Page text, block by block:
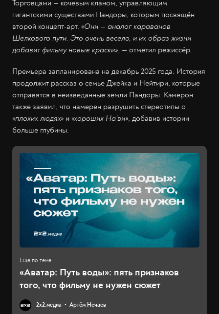
Торговцами — кочевым кланом, управляющим
гигантскими существами Пандоры, которым посвящён
второй концепт-арт. «Они — аналог караванов
Шёлкового пути. Это очень весело, и их образ жизни
добавит фильму новые краски», — отметил режиссёр.
Премьера запланирована на декабрь 2025 года. История
продолжит рассказ о семье Джейка и Нейтири, которые
отправятся в неизведанные земли Пандоры. Кэмерон
также заявил, что намерен разрушить стереотипы о
«плохих людях» и «хороших На’ви», добавив истории
больше глубины.
«Аватар: Путь воды»: пять признаков
того, что фильму не нужен сюжет
2х2.медиа Артём Нечаев